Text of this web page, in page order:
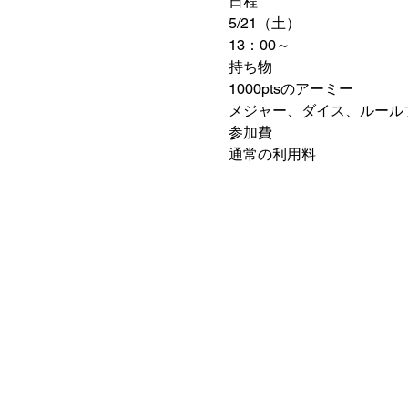
5/21（土）
13：00～
持ち物
1000ptsのアーミー
メジャー、ダイス、ルー
参加費
通常の利用料